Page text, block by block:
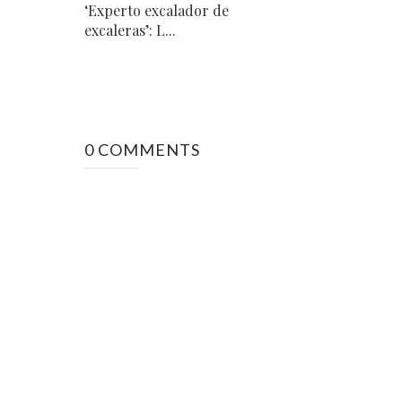
‘Experto excalador de
excaleras’: L...
0 COMMENTS